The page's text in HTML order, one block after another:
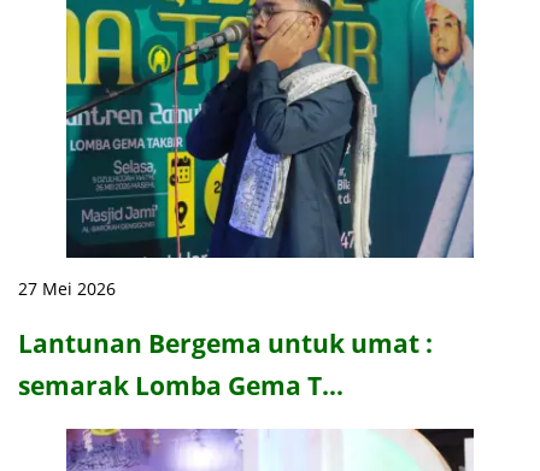
27 Mei 2026
Lantunan Bergema untuk umat :
semarak Lomba Gema T…